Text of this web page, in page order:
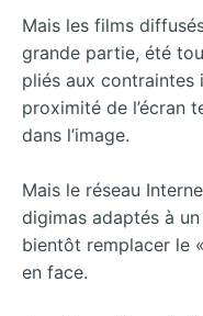
Mais les films
grande partie, été
pliés aux contraintes
proximité de l’écran
dans l’image.
Mais le réseau
digimas adaptés à
bientôt remplacer le
en face.